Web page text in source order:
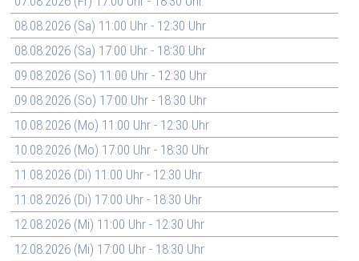
08.08.2026 (Sa) 11:00 Uhr - 12:30 Uhr
08.08.2026 (Sa) 17:00 Uhr - 18:30 Uhr
09.08.2026 (So) 11:00 Uhr - 12:30 Uhr
09.08.2026 (So) 17:00 Uhr - 18:30 Uhr
10.08.2026 (Mo) 11:00 Uhr - 12:30 Uhr
10.08.2026 (Mo) 17:00 Uhr - 18:30 Uhr
11.08.2026 (Di) 11:00 Uhr - 12:30 Uhr
11.08.2026 (Di) 17:00 Uhr - 18:30 Uhr
12.08.2026 (Mi) 11:00 Uhr - 12:30 Uhr
12.08.2026 (Mi) 17:00 Uhr - 18:30 Uhr